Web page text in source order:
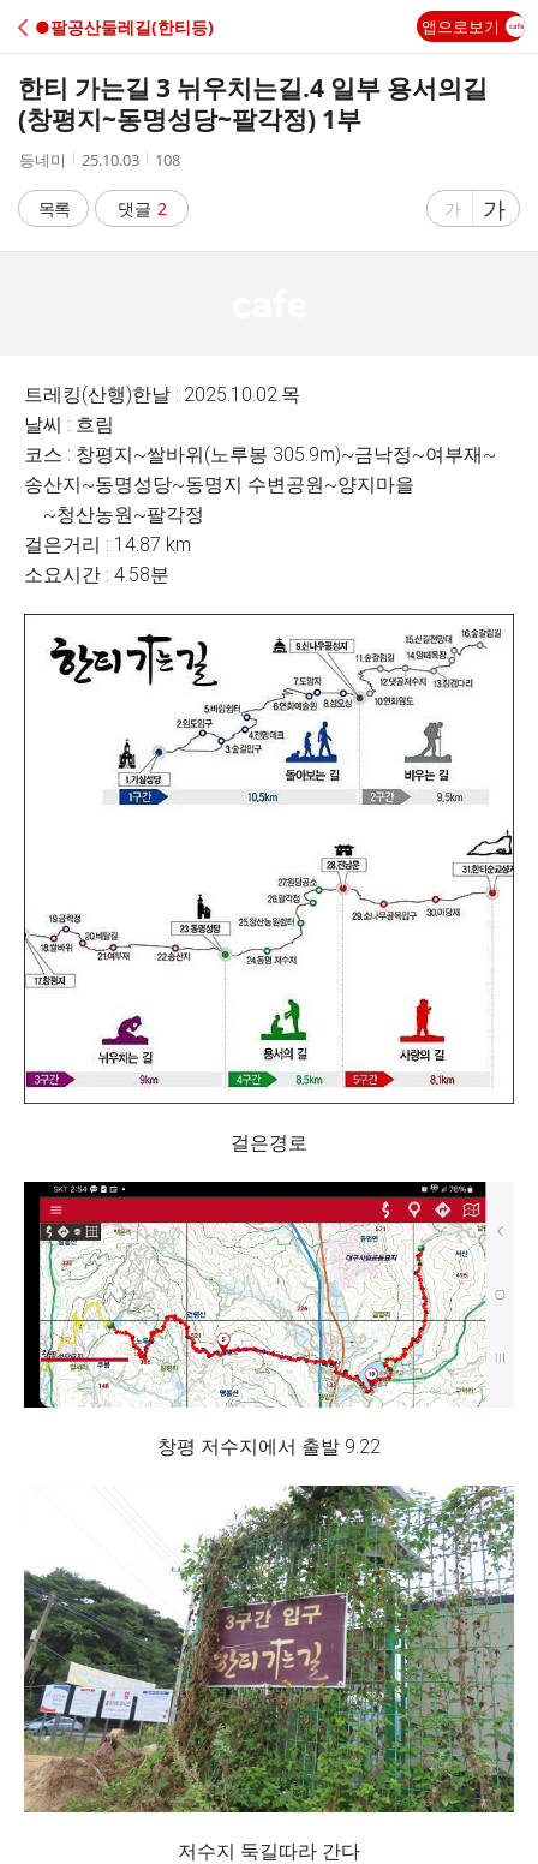
C
A
●팔공산둘레길(한티등) 앱으로보기
한티 가는길 3 뉘우치는길.4 일부 용서의길
(창평지~동명성당~팔각정) 1부
작
자
등네미
작
시
간
25.10.03
조
수
108
목록 댓글 2
글
가
글
자
가
트레킹(산행)한날 : 2025.10.02.목
날씨 : 흐림
코스 : 창평지~쌀바위(노루봉 305.9m)~금낙정~여부재~
송산지~동명성당~동명지 수변공원~양지마을
~청산농원~팔각정
걸은거리 : 14.87 km
소요시간 : 4.58분
걸은경로
창평 저수지에서 출발 9.22
저수지 둑길따라 간다